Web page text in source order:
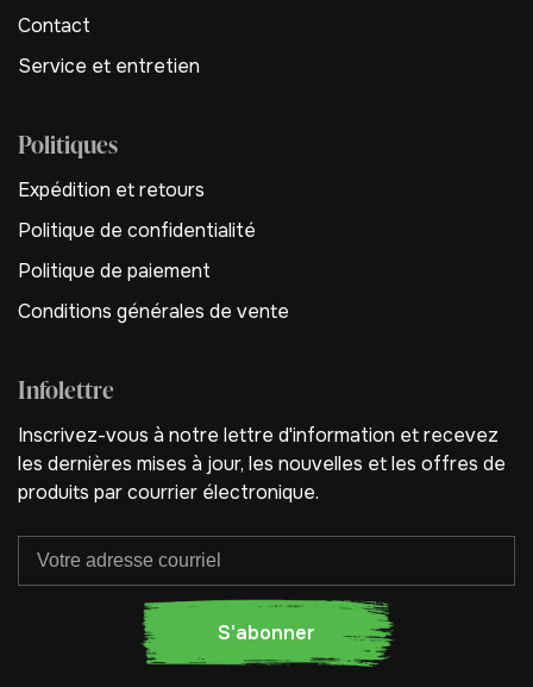
Contact
Service et entretien
Politiques
Expédition et retours
Politique de confidentialité
Politique de paiement
Conditions générales de vente
Infolettre
Inscrivez-vous à notre lettre d'information et recevez
les dernières mises à jour, les nouvelles et les offres de
produits par courrier électronique.
S'abonner